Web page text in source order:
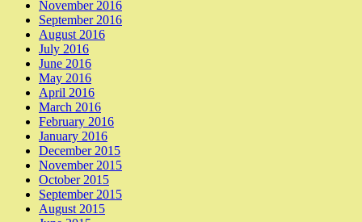
November 2016
September 2016
August 2016
July 2016
June 2016
May 2016
April 2016
March 2016
February 2016
January 2016
December 2015
November 2015
October 2015
September 2015
August 2015